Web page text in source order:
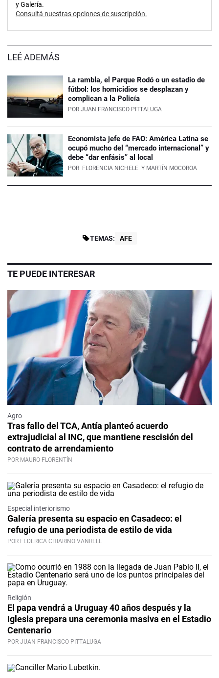
y Galería.
Consultá nuestras opciones de suscripción.
LEÉ ADEMÁS
La rambla, el Parque Rodó o un estadio de
fútbol: los homicidios se desplazan y
complican a la Policía
POR JUAN FRANCISCO PITTALUGA
Economista jefe de FAO: América Latina se
ocupó mucho del “mercado internacional” y
debe “dar enfásis” al local
POR FLORENCIA NICHELE Y MARTÍN MOCOROA
TEMAS: AFE
TE PUEDE INTERESAR
Agro
Tras fallo del TCA, Antía planteó acuerdo
extrajudicial al INC, que mantiene rescisión del
contrato de arrendamiento
POR MAURO FLORENTÍN
Especial interiorismo
Galería presenta su espacio en Casadeco: el
refugio de una periodista de estilo de vida
POR FEDERICA CHIARINO VANRELL
Religión
El papa vendrá a Uruguay 40 años después y la
Iglesia prepara una ceremonia masiva en el Estadio
Centenario
POR JUAN FRANCISCO PITTALUGA